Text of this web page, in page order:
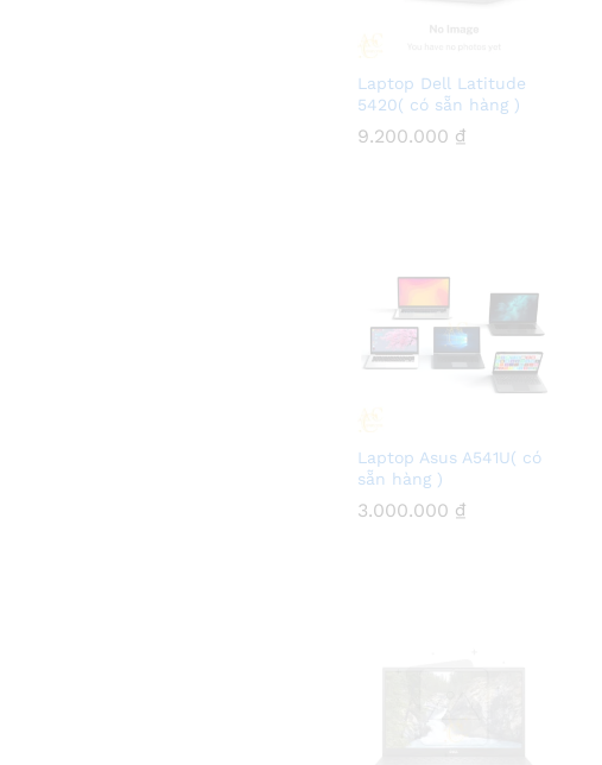
Laptop Dell Latitude
5420( có sẵn hàng )
9.200.000 ₫
9.200.000 ₫
Laptop Asus A541U( có
sẵn hàng )
3.000.000 ₫
3.000.000 ₫